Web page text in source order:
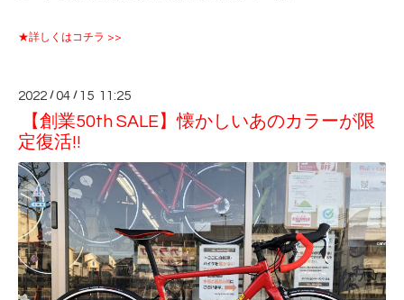
★詳しくはコチラ >>
2022 /04 / 15 11:25
【創業50th SALE】懐かしいあのカラーが限
定復活!!